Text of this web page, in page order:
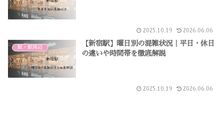
2025.10.19 2026.06.06
駅・駅周辺
【新宿駅】曜日別の混雑状況｜平日・休日
の違いや時間帯を徹底解説
2025.10.19 2026.06.06